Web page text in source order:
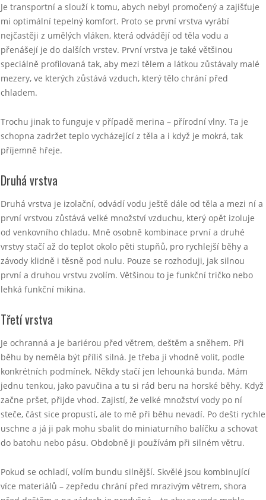
Je transportní a slouží k tomu, abych nebyl promočený a zajišťuje
mi optimální tepelný komfort. Proto se první vrstva vyrábí
nejčastěji z umělých vláken, která odvádějí od těla vodu a
přenášejí je do dalších vrstev. První vrstva je také většinou
speciálně profilovaná tak, aby mezi tělem a látkou zůstávaly malé
mezery, ve kterých zůstává vzduch, který tělo chrání před
chladem.
Trochu jinak to funguje v případě merina – přírodní vlny. Ta je
schopna zadržet teplo vycházející z těla a i když je mokrá, tak
příjemně hřeje.
Druhá vrstva
Druhá vrstva je izolační, odvádí vodu ještě dále od těla a mezi ní a
první vrstvou zůstává velké množství vzduchu, který opět izoluje
od venkovního chladu. Mně osobně kombinace první a druhé
vrstvy stačí až do teplot okolo pěti stupňů, pro rychlejší běhy a
závody klidně i těsně pod nulu. Pouze se rozhoduji, jak silnou
první a druhou vrstvu zvolím. Většinou to je funkční tričko nebo
lehká funkční mikina.
Třetí vrstva
Je ochranná a je bariérou před větrem, deštěm a sněhem. Při
běhu by neměla být příliš silná. Je třeba ji vhodně volit, podle
konkrétních podmínek. Někdy stačí jen lehounká bunda. Mám
jednu tenkou, jako pavučina a tu si rád beru na horské běhy. Když
začne pršet, přijde vhod. Zajistí, že velké množství vody po ní
steče, část sice propustí, ale to mě při běhu nevadí. Po dešti rychle
uschne a já ji pak mohu sbalit do miniaturního balíčku a schovat
do batohu nebo pásu. Obdobně ji používám při silném větru.
Pokud se ochladí, volím bundu silnější. Skvělé jsou kombinující
více materiálů – zepředu chrání před mrazivým větrem, shora